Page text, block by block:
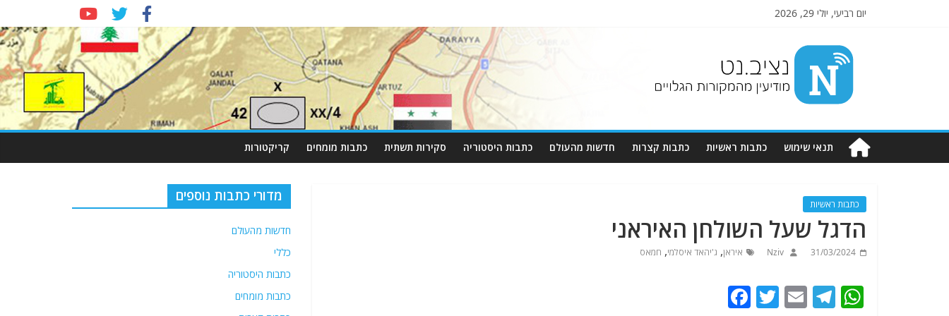
יום רביעי, יולי 29, 2026
Nziv.net
מודיעין
מהמקורות
תנאי שימוש כתבות ראשיות כתבות קצרות חדשות מהעולם כתבות היסטוריה סקירות תשתית כתבות מומחים קריקטורות
כתבות ראשיות
הדגל שעל השולחן האיראני
31/03/2024
Nziv איראן, ג'יהאד איסלמי, חמאס
W
T
E
T
מדורי כתבות נוספים
חדשות מהעולם
כללי
כתבות היסטוריה
כתבות מומחים